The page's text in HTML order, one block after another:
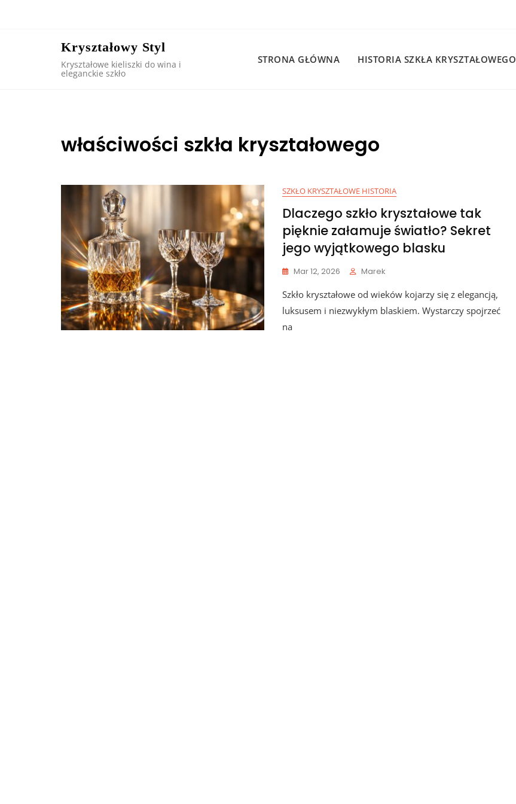
Kryształowy Styl
Kryształowe kieliszki do wina i
eleganckie szkło
STRONA GŁÓWNA HISTORIA SZKŁA KRYSZTAŁOWEGO
właściwości szkła kryształowego
SZKŁO KRYSZTAŁOWE HISTORIA
Dlaczego szkło kryształowe tak
pięknie załamuje światło? Sekret
jego wyjątkowego blasku
Mar 12, 2026 Marek
Szkło kryształowe od wieków kojarzy się z elegancją,
luksusem i niezwykłym blaskiem. Wystarczy spojrzeć
na